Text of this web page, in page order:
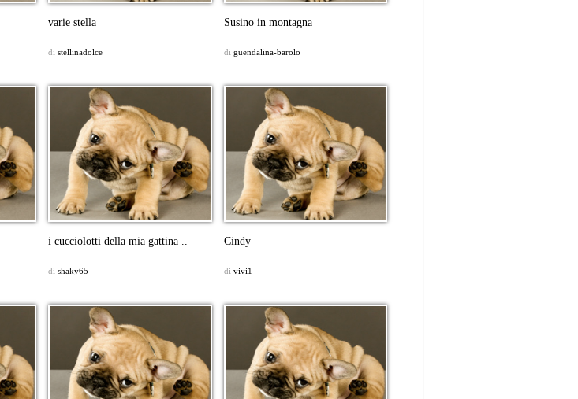
varie stella
di stellinadolce
Susino in montagna
di guendalina-barolo
i cucciolotti della mia gattina ..
di shaky65
Cindy
di vivi1